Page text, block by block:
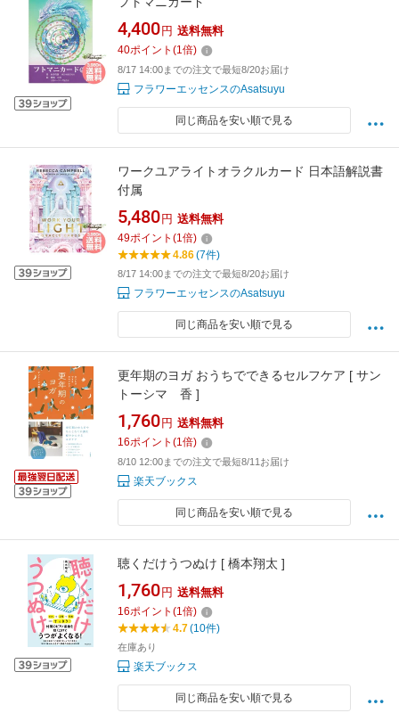
4,400 円 送料無料
40ポイント (1倍)
8/17 14:00までの注文で最短8/20お届け
フラワーエッセンスのAsatsuyu
同じ商品を安い順で見る
ワークユアライトオラクルカード 日本語解説書
付属
5,480 円 送料無料
49ポイント (1倍)
4.86(7件)
8/17 14:00までの注文で最短8/20お届け
フラワーエッセンスのAsatsuyu
同じ商品を安い順で見る
更年期のヨガ おうちでできるセルフケア [ サン
トーシマ 香 ]
1,760 円 送料無料
16ポイント (1倍)
8/10 12:00までの注文で最短8/11お届け
楽天ブックス
同じ商品を安い順で見る
聴くだけうつぬけ [ 橋本翔太 ]
1,760 円 送料無料
16ポイント (1倍)
4.7(10件)
在庫あり
楽天ブックス
同じ商品を安い順で見る